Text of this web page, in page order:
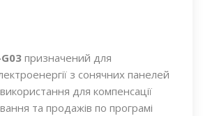
призначений для
з сонячних панелей
для компенсації
та продажів по програмі